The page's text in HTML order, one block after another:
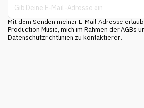
Mit dem Senden meiner E-Mail-Adresse
Production Music, mich im Rahmen der AGBs
Datenschutzrichtlinien zu kontaktieren.